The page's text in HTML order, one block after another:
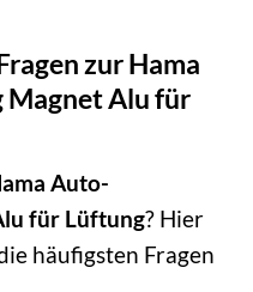
zur Hama
Alu für
Auto-
für Lüftung? Hier
häufigsten Fragen